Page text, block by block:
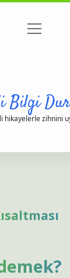
Gizlilik Politikası
menüyü
Bilgi
hikayelerle zihnini